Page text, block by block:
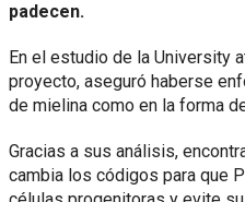
padecen.
En el estudio de la University
proyecto, aseguró haberse
de mielina como en la forma
Gracias a sus análisis,
cambia los códigos para que